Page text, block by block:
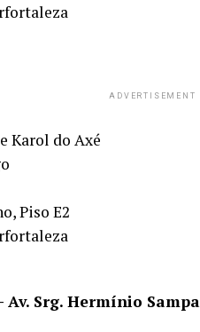
ADVERTISEMENT
Karol do Axé
Piso E2
Srg. Hermínio